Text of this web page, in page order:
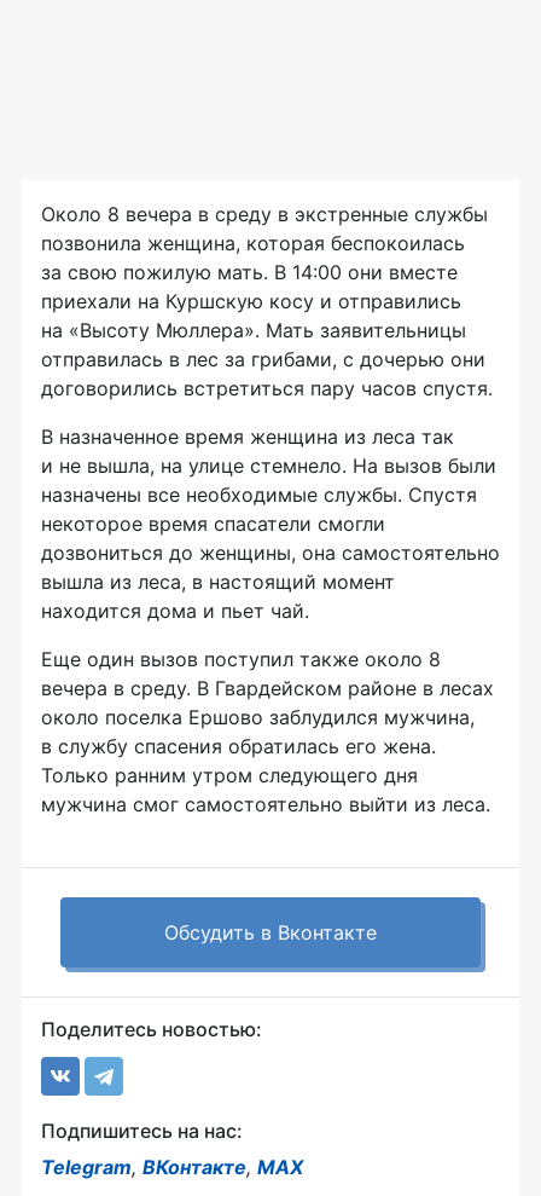
Около 8 вечера в среду в экстренные службы
позвонила женщина, которая беспокоилась
за свою пожилую мать. В 14:00 они вместе
приехали на Куршскую косу и отправились
на «Высоту Мюллера». Мать заявительницы
отправилась в лес за грибами, с дочерью они
договорились встретиться пару часов спустя.
В назначенное время женщина из леса так
и не вышла, на улице стемнело. На вызов были
назначены все необходимые службы. Спустя
некоторое время спасатели смогли
дозвониться до женщины, она самостоятельно
вышла из леса, в настоящий момент
находится дома и пьет чай.
Еще один вызов поступил также около 8
вечера в среду. В Гвардейском районе в лесах
около поселка Ершово заблудился мужчина,
в службу спасения обратилась его жена.
Только ранним утром следующего дня
мужчина смог самостоятельно выйти из леса.
Обсудить в Вконтакте
Поделитесь новостью:
Подпишитесь на нас:
Telegram, ВКонтакте, MAX